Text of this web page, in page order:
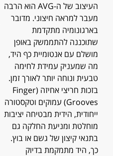
העיצוב של ה-AVG הוא הרבה
מעבר למראה חיצוני. מדובר
בארגונומיה מתקדמת
שתוכננה להתממשק באופן
מושלם עם אנטומיית כף היד,
מה שמעניק עמידת לחימה
טבעית ונוחה יותר לאורך זמן.
בזכות חריצי אחיזה (Finger
Grooves) עמוקים וטקסטורה
ייחודית, הידית מבטיחה יציבות
מוחלטת ומניעת החלקה גם
בתנאי קיצון של גשם או בוץ.
כך, היד מתמקמת בדיוק